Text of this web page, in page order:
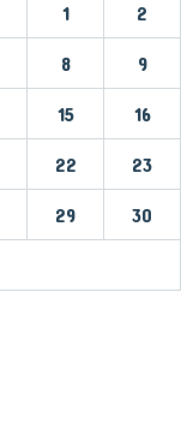
1 2
8 9
15 16
22 23
29 30